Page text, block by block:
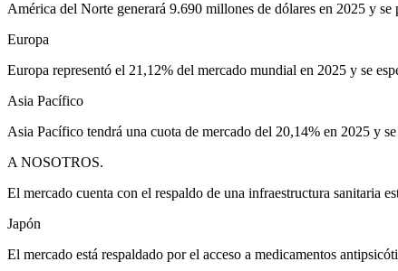
América del Norte generará 9.690 millones de dólares en 2025 y
Europa
Europa representó el 21,12% del mercado mundial en 2025 y se
Asia Pacífico
Asia Pacífico tendrá una cuota de mercado del 20,14% en 2025 y
A NOSOTROS.
El mercado cuenta con el respaldo de una infraestructura sanitaria
Japón
El mercado está respaldado por el acceso a medicamentos